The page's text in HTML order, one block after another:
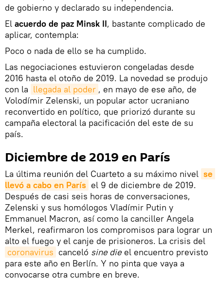
de gobierno y declarado su independencia.
El acuerdo de paz Minsk II, bastante complicado de
aplicar, contempla:
Poco o nada de ello se ha cumplido.
Las negociaciones estuvieron congeladas desde
2016 hasta el otoño de 2019. La novedad se produjo
con la llegada al poder , en mayo de ese año, de
Volodímir Zelenski, un popular actor ucraniano
reconvertido en político, que priorizó durante su
campaña electoral la pacificación del este de su
país.
Diciembre de 2019 en París
La última reunión del Cuarteto a su máximo nivel se
llevó a cabo en París el 9 de diciembre de 2019.
Después de casi seis horas de conversaciones,
Zelenski y sus homólogos Vladímir Putin y
Emmanuel Macron, así como la canciller Angela
Merkel, reafirmaron los compromisos para lograr un
alto el fuego y el canje de prisioneros. La crisis del
coronavirus canceló sine dieel encuentro previsto
para este año en Berlín. Y no pinta que vaya a
convocarse otra cumbre en breve.